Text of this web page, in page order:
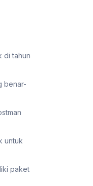
di tahun
benar-
untuk
paket